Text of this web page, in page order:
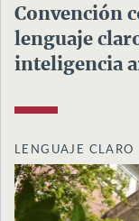
Convención
lenguaje
inteligencia
LENGUAJE CLARO